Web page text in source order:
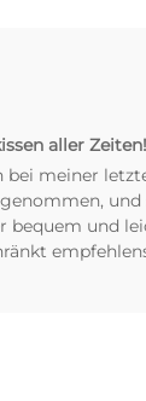
aller Zeiten!
bei meiner
und
bequem und